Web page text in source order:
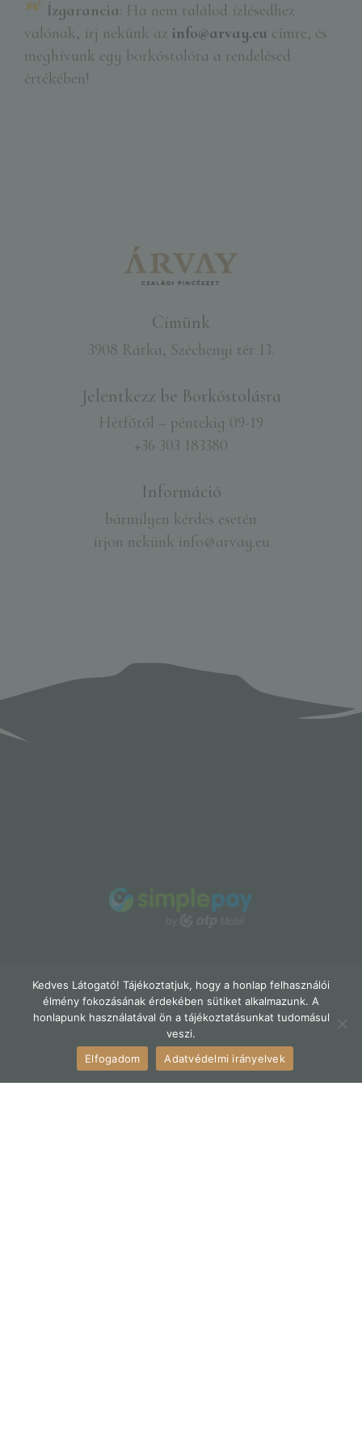
Ízgarancia: Ha nem találod ízlésedhez
valónak, írj nekünk az info@arvay.eu címre, és
meghívunk egy borkóstolóra a rendelésed
értékében!
Címünk
3908 Rátka, Széchenyi tér 13.
Jelentkezz be Borkóstolásra​
Hétfőtől – péntekig 09-19
+36 303 183380
Információ
bármilyen kérdés esetén
írjon nekünk info@arvay.eu
Kedves Látogató! Tájékoztatjuk, hogy a honlap felhasználói
élmény fokozásának érdekében sütiket alkalmazunk. A
honlapunk használatával ön a tájékoztatásunkat tudomásul
veszi.
Elfogadom
Adatvédelmi irányelvek